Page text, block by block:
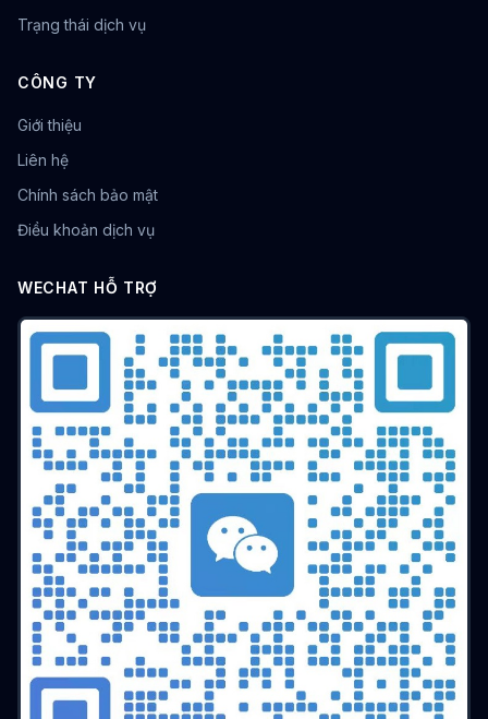
Trạng thái dịch vụ
CÔNG TY
Giới thiệu
Liên hệ
Chính sách bảo mật
Điều khoản dịch vụ
WECHAT HỖ TRỢ